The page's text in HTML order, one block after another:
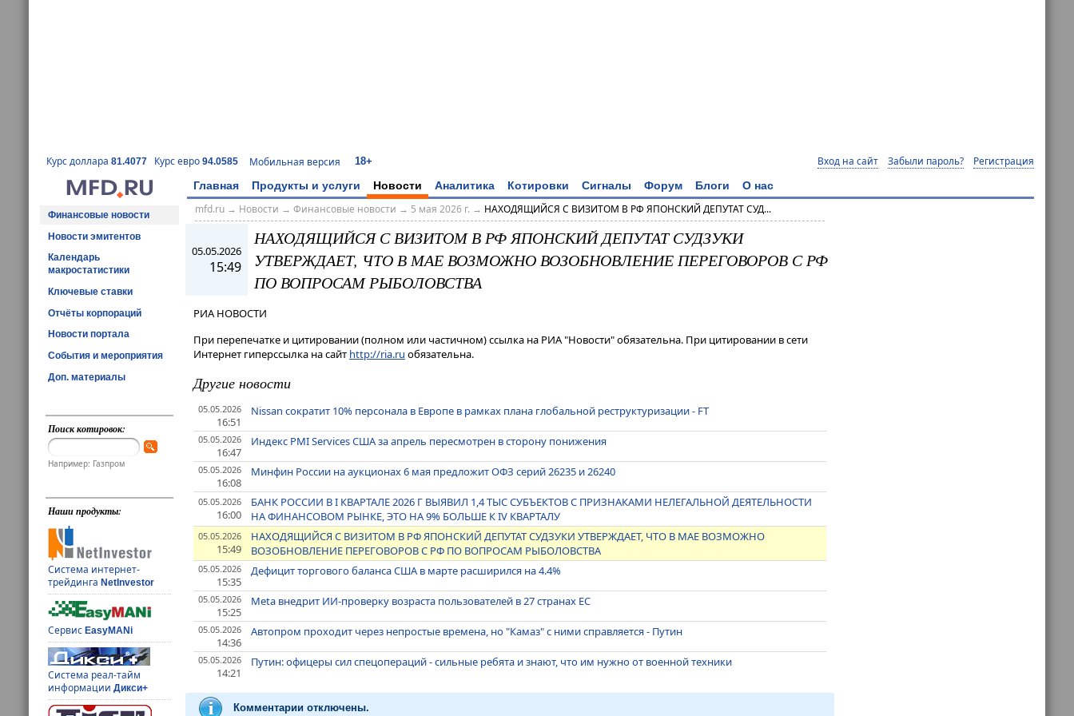
Курс доллара 81.4077 Курс евро 94.0585 Мобильная версия 18+ Вход на сайт Забыли пароль? Регистрация
Главная Продукты и услуги Новости Аналитика Котировки Сигналы Форум Блоги О нас
Финансовые новости
Новости эмитентов
Календарь
макростатистики
Ключевые ставки
Отчёты корпораций
Новости портала
События и мероприятия
Доп. материалы
Поиск котировок:
Например: Газпром
Наши продукты:
Система интернет-
трейдингаNetInvestor
СервисEasyMANi
Система реал-тайм
информацииДикси+
mfd.ru→ Новости → Финансовые новости → 5 мая 2026 г. → НАХОДЯЩИЙСЯ С ВИЗИТОМ В РФ ЯПОНСКИЙ ДЕПУТАТ СУД...
05.05.2026
15:49
НАХОДЯЩИЙСЯ С ВИЗИТОМ В РФ ЯПОНСКИЙ ДЕПУТАТ СУДЗУКИ
УТВЕРЖДАЕТ, ЧТО В МАЕ ВОЗМОЖНО ВОЗОБНОВЛЕНИЕ ПЕРЕГОВОРОВ С РФ
ПО ВОПРОСАМ РЫБОЛОВСТВА
РИА НОВОСТИ
При перепечатке и цитировании (полном или частичном) ссылка на РИА "Новости" обязательна. При цитировании в сети
Интернет гиперссылка на сайт http://ria.ru обязательна.
Другие новости
05.05.2026
16:51
Nissan сократит 10% персонала в Европе в рамках плана глобальной реструктуризации - FT
05.05.2026
16:47
Индекс PMI Services США за апрель пересмотрен в сторону понижения
05.05.2026
16:08
Минфин России на аукционах 6 мая предложит ОФЗ серий 26235 и 26240
05.05.2026
16:00
БАНК РОССИИ В I КВАРТАЛЕ 2026 Г ВЫЯВИЛ 1,4 ТЫС СУБЪЕКТОВ С ПРИЗНАКАМИ НЕЛЕГАЛЬНОЙ ДЕЯТЕЛЬНОСТИ
НА ФИНАНСОВОМ РЫНКЕ, ЭТО НА 9% БОЛЬШЕ К IV КВАРТАЛУ
05.05.2026
15:49
НАХОДЯЩИЙСЯ С ВИЗИТОМ В РФ ЯПОНСКИЙ ДЕПУТАТ СУДЗУКИ УТВЕРЖДАЕТ, ЧТО В МАЕ ВОЗМОЖНО
ВОЗОБНОВЛЕНИЕ ПЕРЕГОВОРОВ С РФ ПО ВОПРОСАМ РЫБОЛОВСТВА
05.05.2026
15:35
Дефицит торгового баланса США в марте расширился на 4.4%
05.05.2026
15:25
Meta внедрит ИИ-проверку возраста пользователей в 27 странах ЕС
05.05.2026
14:36
Автопром проходит через непростые времена, но "Камаз" с ними справляется - Путин
05.05.2026
14:21
Путин: офицеры сил спецопераций - сильные ребята и знают, что им нужно от военной техники
Комментарии отключены.